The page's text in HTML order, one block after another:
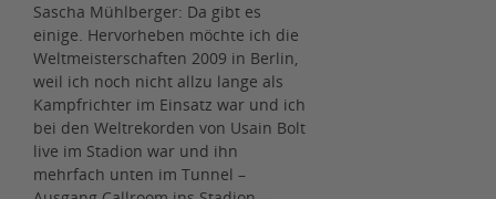
Sascha Mühlberger: Da gibt es
einige. Hervorheben möchte ich die
Weltmeisterschaften 2009 in Berlin,
weil ich noch nicht allzu lange als
Kampfrichter im Einsatz war und ich
bei den Weltrekorden von Usain Bolt
live im Stadion war und ihn
mehrfach unten im Tunnel –